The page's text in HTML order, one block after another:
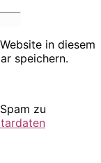
in diesem
speichern.
zu